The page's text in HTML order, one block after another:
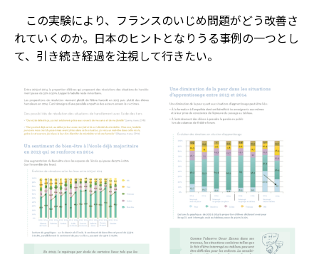
この実験により、フランスのいじめ問題がどう改善さ
れていくのか。日本のヒントとなりうる事例の一つとし
て、引き続き経過を注視して行きたい。